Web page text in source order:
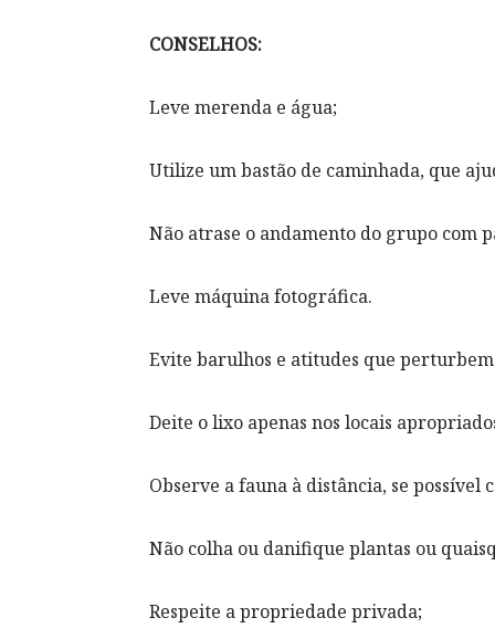
CONSELHOS:
Leve merenda e água;
Utilize um bastão de caminhada, que
Não atrase o andamento do grupo com
Leve máquina fotográfica.
Evite barulhos e atitudes que perturbem
Deite o lixo apenas nos locais
Observe a fauna à distância, se possível
Não colha ou danifique plantas ou
Respeite a propriedade privada;